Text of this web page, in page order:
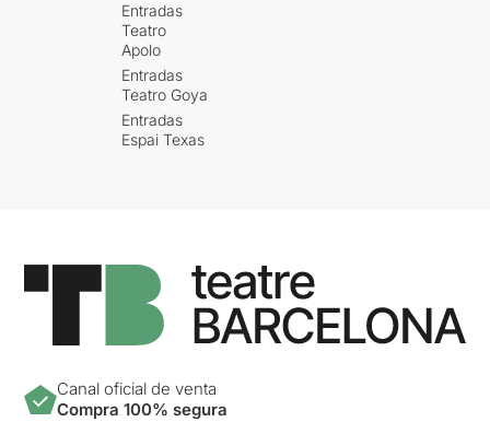
Entradas
Teatro
Apolo
Entradas
Teatro Goya
Entradas
Espai Texas
Canal oficial de venta
Compra 100% segura